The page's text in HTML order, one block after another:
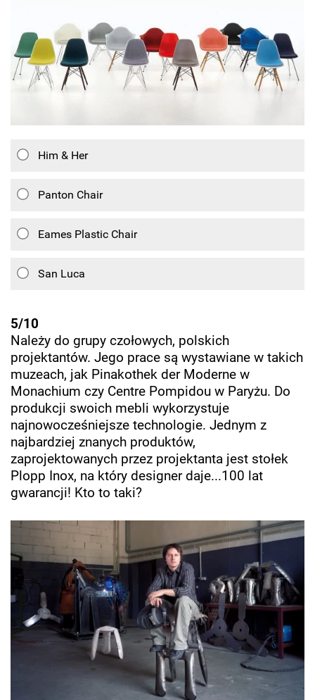
Him & Her
Panton Chair
Eames Plastic Chair
San Luca
5/10
Należy do grupy czołowych, polskich
projektantów. Jego prace są wystawiane w takich
muzeach, jak Pinakothek der Moderne w
Monachium czy Centre Pompidou w Paryżu. Do
produkcji swoich mebli wykorzystuje
najnowocześniejsze technologie. Jednym z
najbardziej znanych produktów,
zaprojektowanych przez projektanta jest stołek
Plopp Inox, na który designer daje...100 lat
gwarancji! Kto to taki?